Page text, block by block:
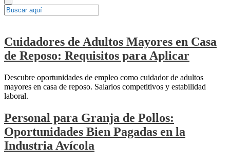
Cuidadores de Adultos Mayores en Casa
de Reposo: Requisitos para Aplicar
Descubre oportunidades de empleo como cuidador de adultos
mayores en casa de reposo. Salarios competitivos y estabilidad
laboral.
Personal para Granja de Pollos:
Oportunidades Bien Pagadas en la
Industria Avícola